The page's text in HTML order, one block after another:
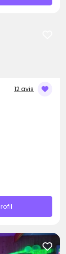
12 avis